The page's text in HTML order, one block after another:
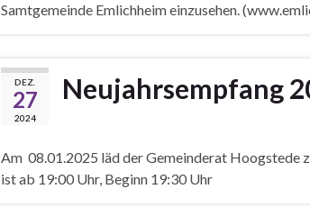
Samtgemeinde Emlichheim einzusehen.
DEZ.
27
2024
Neujahrsempfang
Am 08.01.2025 läd der Gemeinderat Hoogstede
ist ab 19:00 Uhr, Beginn 19:30 Uhr